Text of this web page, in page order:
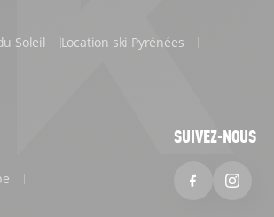
Soleil
Location ski Pyrénées
SUIVEZ-NOUS
Facebook